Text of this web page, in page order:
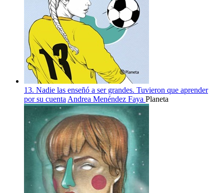
13. Nadie las enseñó a ser grandes. Tuvieron que aprender
por su cuenta Andrea Menéndez Faya Planeta